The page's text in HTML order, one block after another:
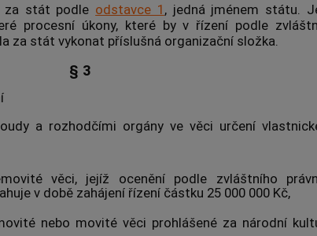
za stát podle odstavce 1 , jedná jménem státu.
procesní úkony, které by v řízení podle
za stát vykonat příslušná organizační složka.
§ 3
a rozhodčími orgány ve věci určení
věci, jejíž ocenění podle zvláštního
v době zahájení řízení částku 25 000 000 Kč,
nebo movité věci prohlášené za národní